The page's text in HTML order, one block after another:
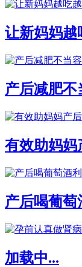
让新妈妈越
产后减肥
有效助妈妈
产后喝葡萄
加载中...